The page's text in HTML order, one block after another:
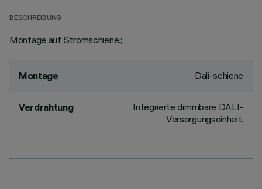
BESCHREIBUNG
Montage auf Stromschiene.;
Montage Dali-schiene
Verdrahtung
Integrierte dimmbare DALI-
Versorgungseinheit.